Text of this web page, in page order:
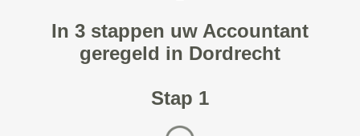
In 3 stappen uw Accountant
geregeld in Dordrecht
Stap 1